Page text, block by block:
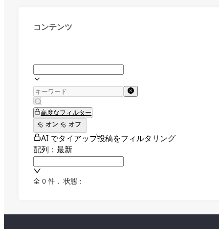
コンテンツ
高度なフィルター
オン
オフ
AI でタイアップ投稿をフィルタリング
配列：最新
全 0 件 ， 状態：